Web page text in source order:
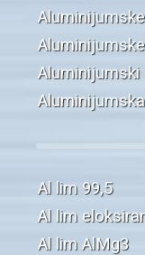
Aluminijumski
Al lim 99,5
Al lim
Al lim AlMg3